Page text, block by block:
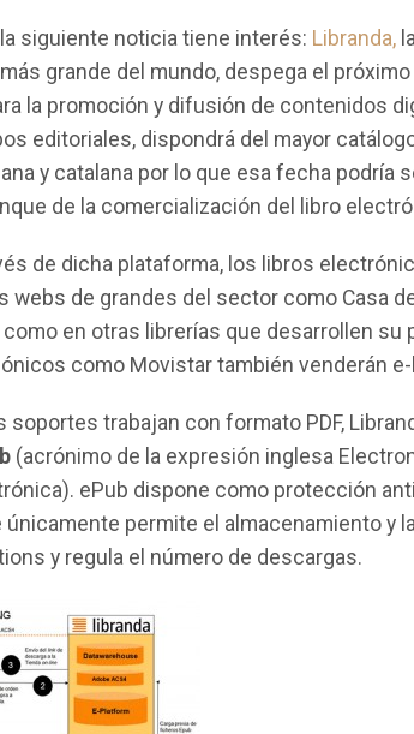
siguiente noticia tiene interés: Libranda,
grande del mundo, despega el
la promoción y difusión de contenidos
editoriales, dispondrá del mayor
y catalana por lo que esa fecha podrí­a
de la comercialización del libro
de dicha plataforma, los libros
webs de grandes del sector como Casa
en otras librerí­as que desarrollen su
como Movistar también venderán
trabajan con formato PDF,
(acrónimo de la expresión inglesa
ePub dispone como protección
únicamente permite el almacenamiento y
y regula el número de descargas.